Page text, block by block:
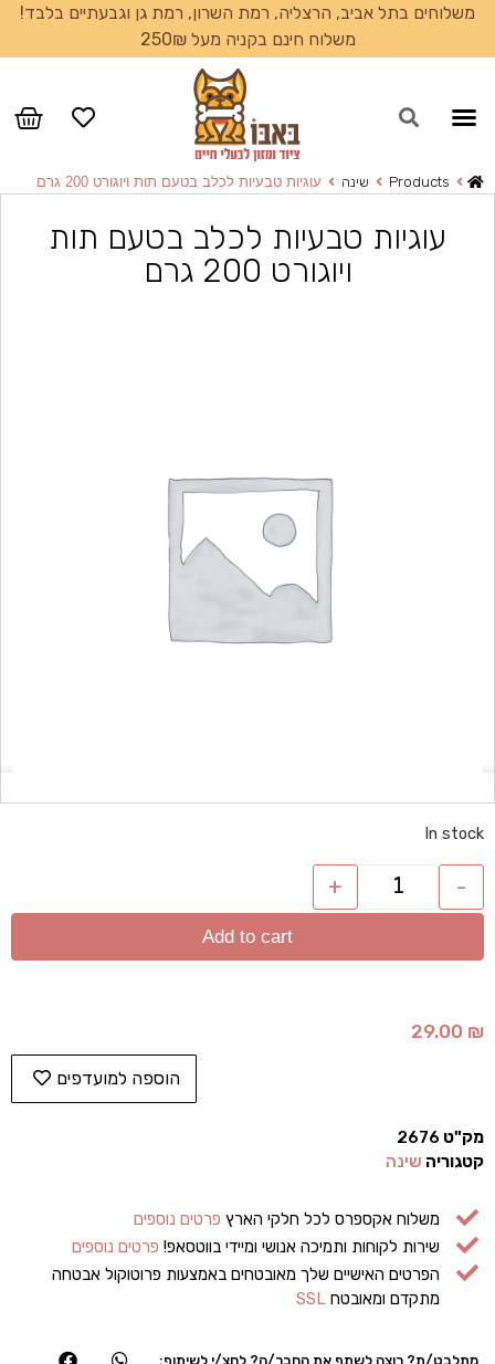
משלוחים בתל אביב, הרצליה, רמת השרון, רמת גן וגבעתיים בלבד!
משלוח חינם בקניה מעל 250₪
Products שינה עוגיות טבעיות לכלב בטעם תות ויוגורט 200 גרם
עוגיות טבעיות לכלב בטעם תות
ויוגורט 200 גרם
In stock
-
+
Add to cart
29.00 ₪
הוספה למועדפים
מק"ט 2676
קטגוריה שינה
משלוח אקספרס לכל חלקי הארץ פרטים נוספים
שירות לקוחות ותמיכה אנושי ומיידי בווטסאפ! פרטים נוספים
הפרטים האישיים שלך מאובטחים באמצעות פרוטוקול אבטחה
מתקדם ומאובטחSSL
מתלבט/ת? רוצה לשתף את החבר/ה? לחצ/י לשיתוף: